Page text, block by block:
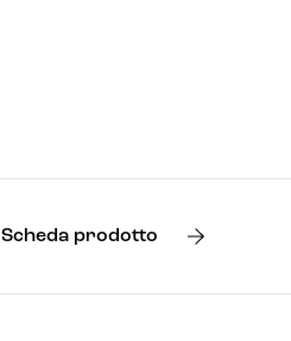
Scheda prodotto